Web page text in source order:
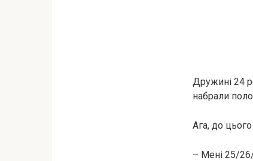
Дружині 24
набрали
Ага, до цього
– Мені 25/